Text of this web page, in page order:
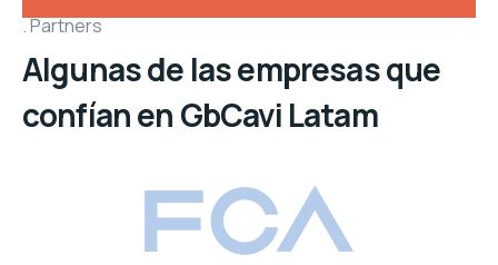
Partners
Algunas de las empresas que
confían en GbCavi Latam